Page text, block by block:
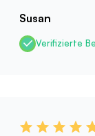
Susan
Verifizierte